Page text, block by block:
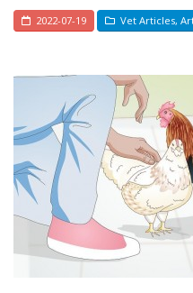
2022-07-19 Vet Articles,